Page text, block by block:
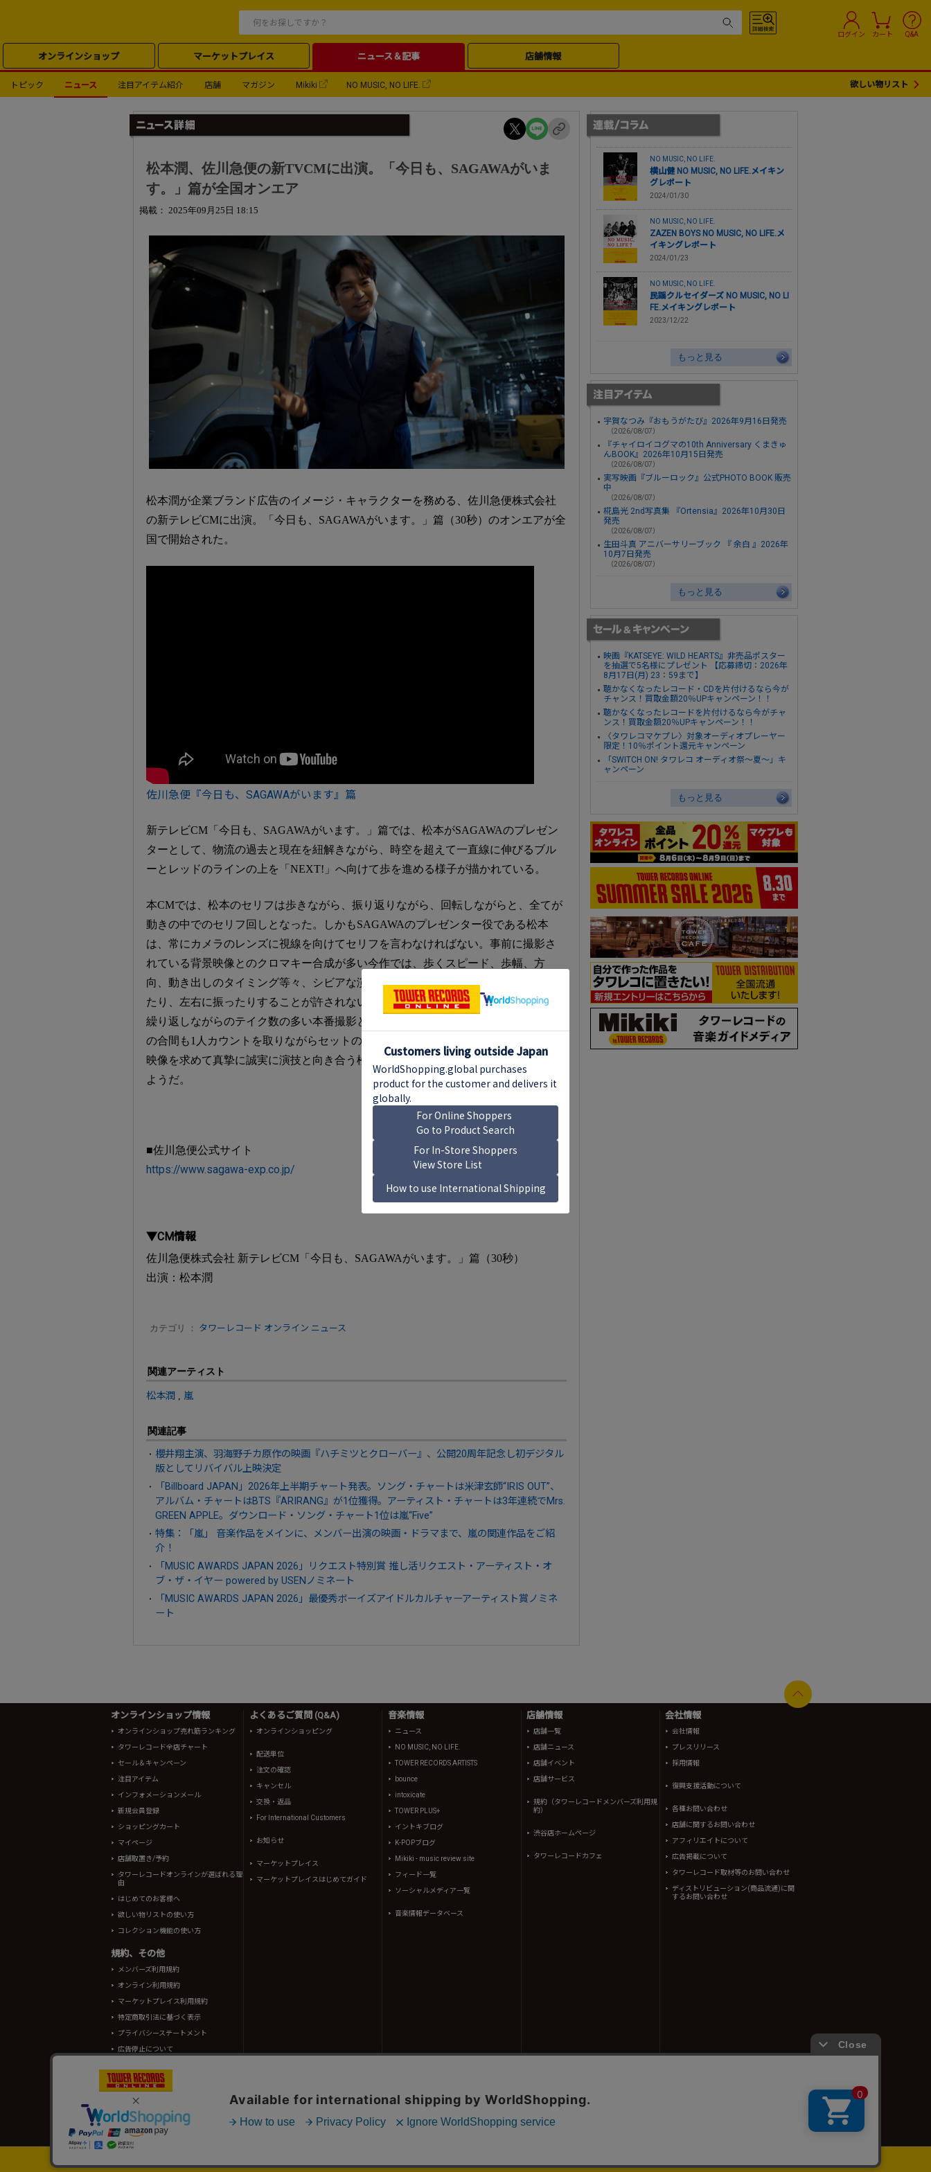
ログイン カート Q&A
オンラインショップ マーケットプレイス ニュース＆記事 店舗情報
トピック ニュース 注目アイテム紹介 店舗 マガジン Mikiki NO MUSIC, NO LIFE. 欲しい物リスト
松本潤、佐川急便の新TVCMに出演。「今日も、SAGAWAがいま
す。」篇が全国オンエア
掲載： 2025年09月25日 18:15
松本潤が企業ブランド広告のイメージ・キャラクターを務める、佐川急便株式会社
の新テレビCMに出演。「今日も、SAGAWAがいます。」篇（30秒）のオンエアが全
国で開始された。
佐川急便『今日も、SAGAWAがいます』篇
新テレビCM「今日も、SAGAWAがいます。」篇では、松本がSAGAWAのプレゼン
ターとして、物流の過去と現在を紐解きながら、時空を超えて一直線に伸びるブル
ーとレッドのラインの上を「NEXT!」へ向けて歩を進める様子が描かれている。
本CMでは、松本のセリフは歩きながら、振り返りながら、回転しながらと、全てが
動きの中でのセリフ回しとなった。しかもSAGAWAのプレゼンター役である松本
は、常にカメラのレンズに視線を向けてセリフを言わなければない。事前に撮影さ
れている背景映像とのクロマキー合成が多い今作では、歩くスピード、歩幅、方
向、動き出しのタイミング等々、シビアな演技が求められるものの、視線を落とし
たり、左右に振ったりすることが許されないため、入念なリハーサルと、微調整を
繰り返しながらのテイク数の多い本番撮影となった。撮影本番中はもとより、撮影
の合間も1人カウントを取りながらセットの中を前へ前へと歩き続ける松本。完璧な
映像を求めて真摯に誠実に演技と向き合う松本の姿は、今作の本質を体現している
ようだ。
■佐川急便公式サイト
https://www.sagawa-exp.co.jp/
▼CM情報
佐川急便株式会社 新テレビCM「今日も、SAGAWAがいます。」篇（30秒）
出演：松本潤
カテゴリ ： タワーレコード オンライン ニュース
関連アーティスト
松本潤 嵐
関連記事
櫻井翔主演、羽海野チカ原作の映画『ハチミツとクローバー』、公開20周年記念し初デジタル
版としてリバイバル上映決定
「Billboard JAPAN」2026年上半期チャート発表。ソング・チャートは米津玄師“IRIS OUT”、
アルバム・チャートはBTS『ARIRANG』が1位獲得。アーティスト・チャートは3年連続でMrs.
GREEN APPLE。ダウンロード・ソング・チャート1位は嵐“Five”
特集：「嵐」 音楽作品をメインに、メンバー出演の映画・ドラマまで、嵐の関連作品をご紹
介！
「MUSIC AWARDS JAPAN 2026」リクエスト特別賞 推し活リクエスト・アーティスト・オ
ブ・ザ・イヤー powered by USENノミネート
「MUSIC AWARDS JAPAN 2026」最優秀ボーイズアイドルカルチャーアーティスト賞ノミネ
ート
NO MUSIC, NO LIFE.
横山健 NO MUSIC, NO LIFE.メイキン
グレポート
2024/01/30
NO MUSIC, NO LIFE.
ZAZEN BOYS NO MUSIC, NO LIFE.メ
イキングレポート
2024/01/23
NO MUSIC, NO LIFE.
民謡クルセイダーズ NO MUSIC, NO LI
FE.メイキングレポート
2023/12/22
もっと見る
宇賀なつみ『おもうがたび』2026年9月16日発売
（2026/08/07）
『チャイロイコグマの10th Anniversary くまきゅ
んBOOK』2026年10月15日発売
（2026/08/07）
実写映画『ブルーロック』公式PHOTO BOOK 販売
中
（2026/08/07）
椛島光 2nd写真集 『Ortensia』2026年10月30日
発売
（2026/08/07）
生田斗真 アニバーサリーブック 『 余白 』2026年
10月7日発売
（2026/08/07）
もっと見る
映画『KATSEYE: WILD HEARTS』非売品ポスター
を抽選で5名様にプレゼント 【応募締切：2026年
8月17日(月) 23：59まで】
聴かなくなったレコード・CDを片付けるなら今が
チャンス！買取金額20％UPキャンペーン！！
聴かなくなったレコードを片付けるなら今がチャ
ンス！買取金額20％UPキャンペーン！！
〈タワレコマケプレ〉対象オーディオプレーヤー
限定！10％ポイント還元キャンペーン
「SWITCH ON! タワレコ オーディオ祭～夏～」キ
ャンペーン
もっと見る
オンラインショップ情報
オンラインショップ売れ筋ランキング
タワーレコード全店チャート
セール＆キャンペーン
注目アイテム
インフォメーションメール
新規会員登録
ショッピングカート
マイページ
店舗取置き/予約
タワーレコードオンラインが選ばれる理
由
はじめてのお客様へ
欲しい物リストの使い方
コレクション機能の使い方
規約、その他
メンバーズ利用規約
オンライン利用規約
マーケットプレイス利用規約
特定商取引法に基づく表示
プライバシーステートメント
広告停止について
よくあるご質問 (Q&A)
オンラインショッピング
配送単位
注文の確認
キャンセル
交換・返品
For International Customers
お知らせ
マーケットプレイス
マーケットプレイスはじめてガイド
音楽情報
ニュース
NO MUSIC, NO LIFE.
TOWER RECORDS ARTISTS
bounce
intoxicate
TOWER PLUS+
イントキブログ
K-POPブログ
Mikiki - music review site
フィード一覧
ソーシャルメディア一覧
音楽情報データベース
店舗情報
店舗一覧
店舗ニュース
店舗イベント
店舗サービス
規約（タワーレコードメンバーズ利用規
約）
渋谷店ホームページ
タワーレコードカフェ
会社情報
会社情報
プレスリリース
採用情報
復興支援活動について
各種お問い合わせ
店舗に関するお問い合わせ
アフィリエイトについて
広告掲載について
タワーレコード取材等のお問い合わせ
ディストリビューション(商品流通)に関
するお問い合わせ
TOWER RECORDS ONLINEに掲載されているすべてのコンテンツ(記事、画像、音声データ等)はタワーレコード株式会社の承諾なしに無断転載することはできません。
情報の一部はRovi Corporation.、japan music data、(株)シーディージャーナルより提供されています。
タワーレコード株式会社 東京都公安委員会 古物商許可 第302191605310号